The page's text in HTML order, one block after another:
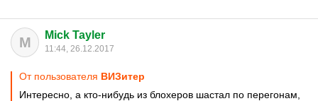
M Mick Tayler
11:44, 26.12.2017
От пользователя ВИЗитер
Интересно, а кто-нибудь из блохеров шастал по перегонам,